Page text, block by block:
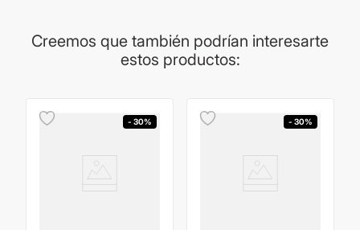
Creemos que también podrían interesarte
estos productos:
- 30% - 30%